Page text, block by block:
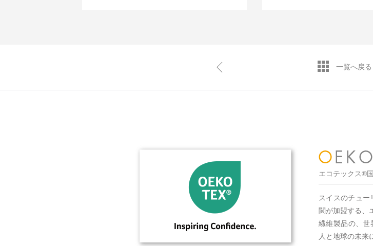
一覧へ戻る
エコテックス®
スイスのチュ
関が加盟する、
繊維製品の、世
人と地球の未来